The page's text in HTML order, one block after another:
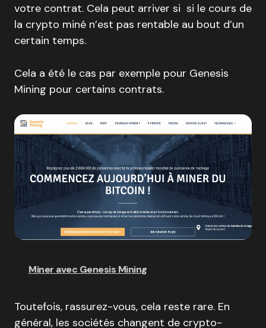
votre contrat. Cela peut arriver si si le cours de
la crypto miné n’est pas rentable au bout d’un
certain temps.
Cela a été le cas par exemple pour Genesis
Mining pour certains contrats.
Miner avec Genesis Mining
Toutefois, rassurez-vous, cela reste rare. En
général, les sociétés changent de crypto-